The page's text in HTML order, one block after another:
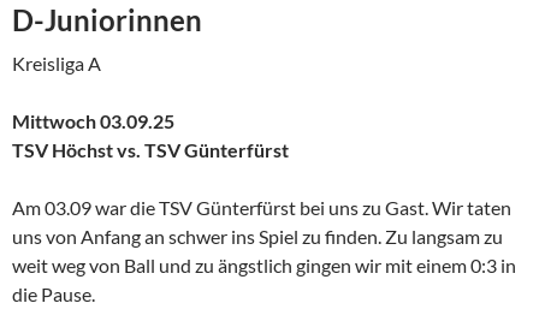
D-Juniorinnen
Kreisliga A
Mittwoch 03.09.25
TSV Höchst vs. TSV Günterfürst
Am 03.09 war die TSV Günterfürst bei uns zu Gast. Wir taten
uns von Anfang an schwer ins Spiel zu finden. Zu langsam zu
weit weg von Ball und zu ängstlich gingen wir mit einem 0:3 in
die Pause.